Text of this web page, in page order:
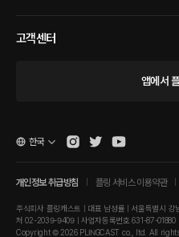
고객센터
앱에서
개인정보 취급방침 플링 서비스 이용약관
주식회사 플링캐스트 | 대표 남성률 | 서울특별시
처 02-2039-9409 | 사업자등록번호 631-87-01880
Copyright © 2026 PLINGCAST co., ltd. All
한국